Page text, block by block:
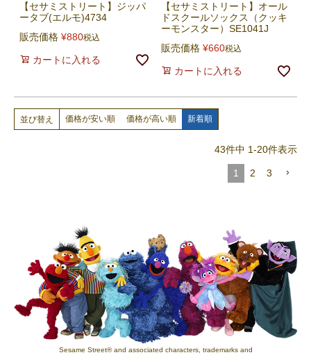
【セサミストリート】ジッパ
ータブ(エルモ)4734
販売価格 ¥880税込
カートに入れる
【セサミストリート】オール
ドスクールソックス（クッキ
ーモンスター）SE1041J
販売価格 ¥660税込
カートに入れる
並び替え 価格が安い順 価格が高い順 新着順
43件中 1-20件表示
1 2 3
Sesame Street® and associated characters, trademarks and